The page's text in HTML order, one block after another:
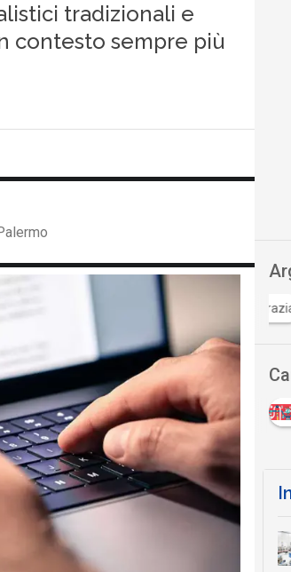
tradizionali e
contesto sempre più